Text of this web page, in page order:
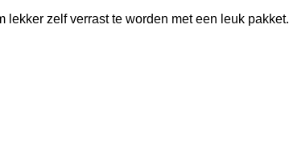
zelf verrast te worden met een leuk pakket.